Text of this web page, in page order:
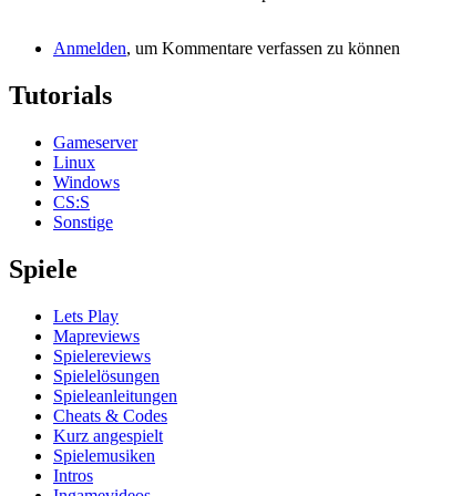
Anmelden, um Kommentare verfassen zu können
Tutorials
Gameserver
Linux
Windows
CS:S
Sonstige
Spiele
Lets Play
Mapreviews
Spielereviews
Spielelösungen
Spieleanleitungen
Cheats & Codes
Kurz angespielt
Spielemusiken
Intros